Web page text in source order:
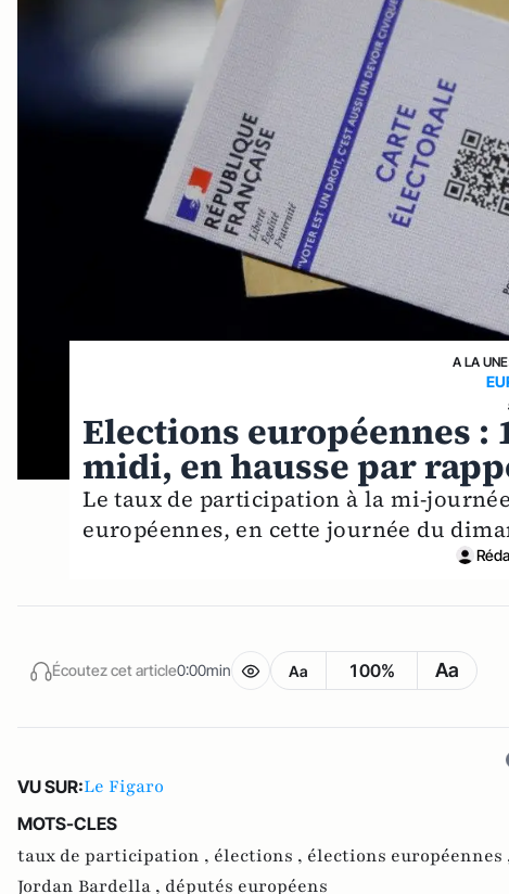
A LA UNE
Elections européennes
midi, en hausse par
Le taux de participation à la mi-
européennes, en cette journée du
Écoutez cet article0:00min Aa 100% Aa
VU SUR:Le Figaro
MOTS-CLES
taux de participation , élections , élections européennes
Jordan Bardella , députés européens